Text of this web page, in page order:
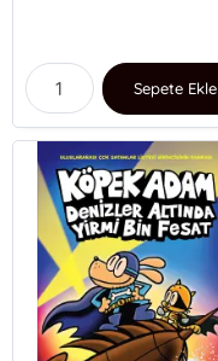
Sepete Ekle